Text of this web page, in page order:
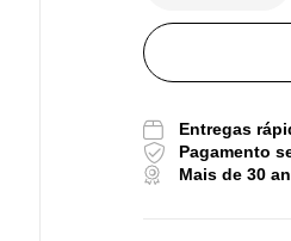
Entregas
Pagamento
Mais de 30